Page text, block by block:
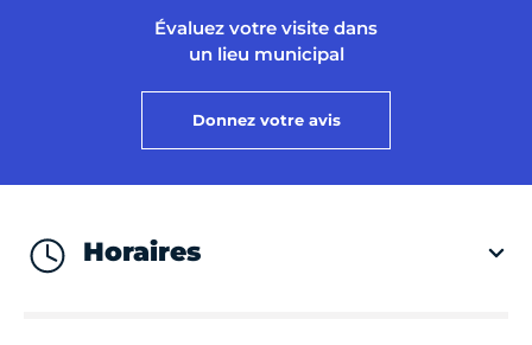
Évaluez votre visite dans
un lieu municipal
Donnez votre avis
Horaires